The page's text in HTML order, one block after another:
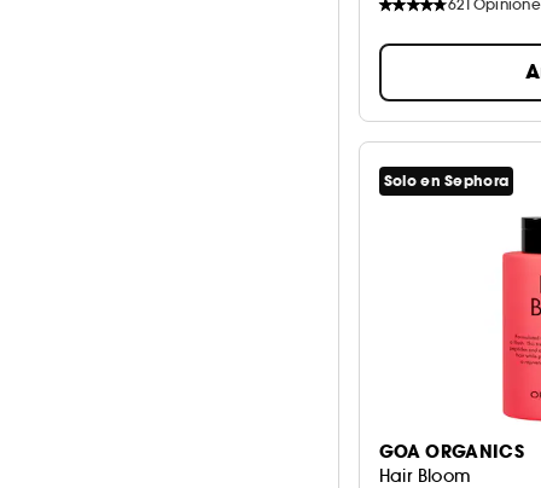
621
Solo en Sephora
GOA ORGANICS
Hair Bloom